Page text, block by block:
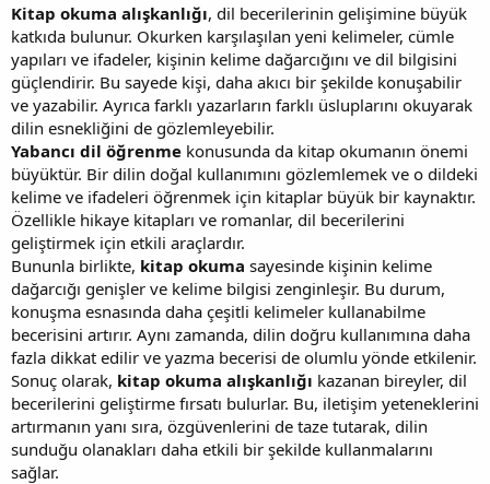
Kitap okuma alışkanlığı, dil becerilerinin gelişimine büyük
katkıda bulunur. Okurken karşılaşılan yeni kelimeler, cümle
yapıları ve ifadeler, kişinin kelime dağarcığını ve dil bilgisini
güçlendirir. Bu sayede kişi, daha akıcı bir şekilde konuşabilir
ve yazabilir. Ayrıca farklı yazarların farklı üsluplarını okuyarak
dilin esnekliğini de gözlemleyebilir.
Yabancı dil öğrenme konusunda da kitap okumanın önemi
büyüktür. Bir dilin doğal kullanımını gözlemlemek ve o dildeki
kelime ve ifadeleri öğrenmek için kitaplar büyük bir kaynaktır.
Özellikle hikaye kitapları ve romanlar, dil becerilerini
geliştirmek için etkili araçlardır.
Bununla birlikte, kitap okuma sayesinde kişinin kelime
dağarcığı genişler ve kelime bilgisi zenginleşir. Bu durum,
konuşma esnasında daha çeşitli kelimeler kullanabilme
becerisini artırır. Aynı zamanda, dilin doğru kullanımına daha
fazla dikkat edilir ve yazma becerisi de olumlu yönde etkilenir.
Sonuç olarak, kitap okuma alışkanlığı kazanan bireyler, dil
becerilerini geliştirme fırsatı bulurlar. Bu, iletişim yeteneklerini
artırmanın yanı sıra, özgüvenlerini de taze tutarak, dilin
sunduğu olanakları daha etkili bir şekilde kullanmalarını
sağlar.